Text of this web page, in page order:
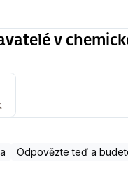
v
Odpovězte teď a